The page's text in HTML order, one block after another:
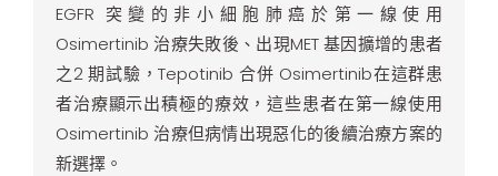
EGFR 突變的非小細胞肺癌於第一線使用
Osimertinib 治療失敗後、出現MET 基因擴增的患者
之2 期試驗，Tepotinib 合併 Osimertinib在這群患
者治療顯示出積極的療效，這些患者在第一線使用
Osimertinib 治療但病情出現惡化的後續治療方案的
新選擇。